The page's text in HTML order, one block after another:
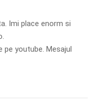
Imi place enorm si
pe youtube. Mesajul